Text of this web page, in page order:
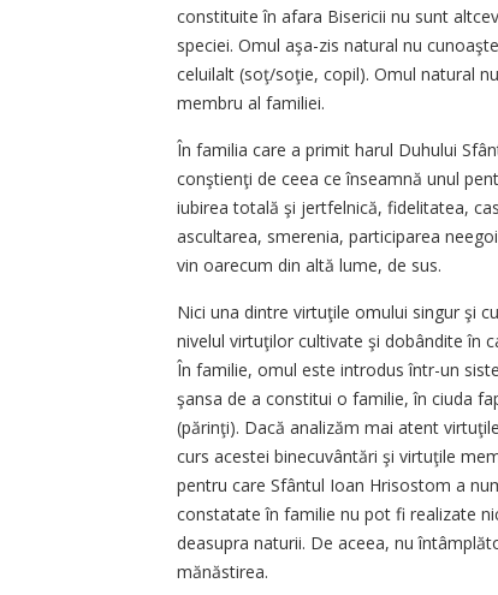
constituite în afara Bisericii nu sunt
speciei. Omul aşa-zis natural nu
celuilalt (soţ/soţie, copil). Omul natural
membru al familiei.
În familia care a primit harul Duhului
conştienţi de ceea ce înseamnă unul
iubirea totală şi jertfelnică, fidelitatea,
ascultarea, smerenia, participarea
vin oarecum din altă lume, de sus.
Nici una dintre virtuţile omului singur şi
nivelul virtuţilor cultivate şi dobândite în
În familie, omul este introdus într-un
şansa de a constitui o familie, în ciuda
(părinţi). Dacă analizăm mai atent
curs acestei binecuvântări şi virtuţile
pentru care Sfântul Ioan Hrisostom a
constatate în familie nu pot fi realizate
deasupra naturii. De aceea, nu
mănăstirea.